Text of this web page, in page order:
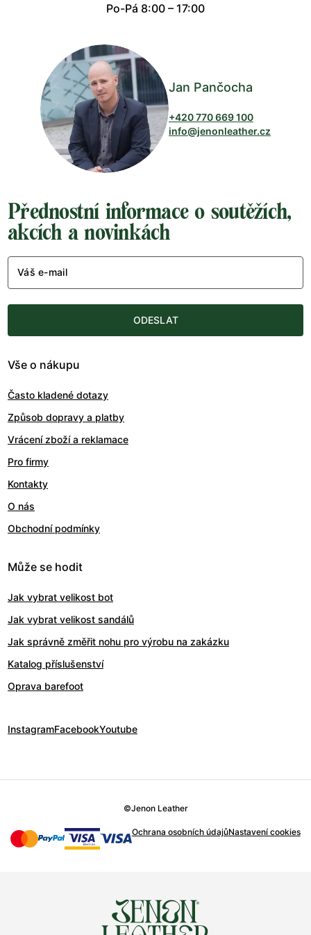
Po-Pá 8:00 – 17:00
Jan Pančocha
+420 770 669 100
info@jenonleather.cz
Přednostní informace o soutěžích,
akcích a novinkách
Váš e-mail
ODESLAT
Vše o nákupu
Často kladené dotazy
Způsob dopravy a platby
Vrácení zboží a reklamace
Pro firmy
Kontakty
O nás
Obchodní podmínky
Může se hodit
Jak vybrat velikost bot
Jak vybrat velikost sandálů
Jak správně změřit nohu pro výrobu na zakázku
Katalog příslušenství
Oprava barefoot
InstagramFacebookYoutube
©Jenon Leather
Ochrana osobních údajůNastavení cookies